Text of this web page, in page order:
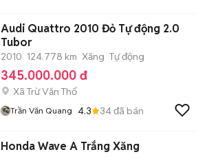
Audi Quattro 2010 Đỏ Tự động 2.0
Tubor
2010 124.778 km Xăng Tự động
345.000.000 đ
Xã Trừ Văn Thố
Trần Văn Quang 4.3 34đã bán
Honda Wave A Trắng Xăng